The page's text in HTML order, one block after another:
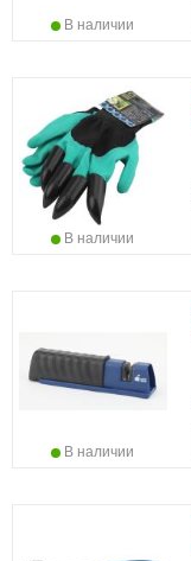
В наличии
В наличии
В наличии